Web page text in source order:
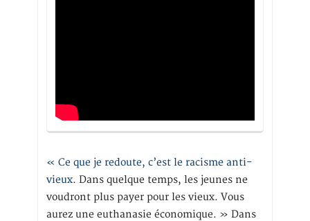
« Ce que je redoute, c’est le racisme anti-
vieux. Dans quelque temps, les jeunes ne
voudront plus payer pour les vieux. Vous
aurez une euthanasie économique. » Dans